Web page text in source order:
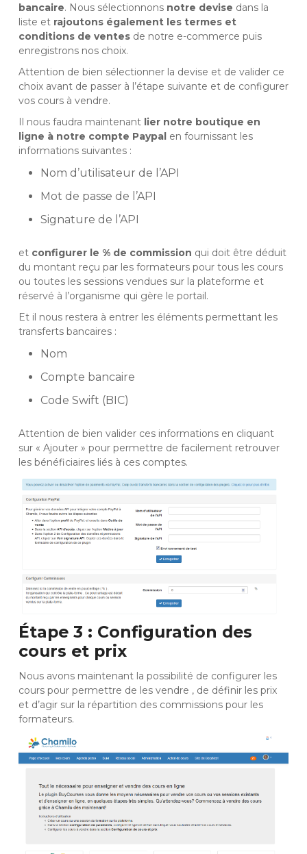
bancaire. Nous sélectionnons notre devise dans la
liste et rajoutons également les termes et
conditions de ventes de notre e-commerce puis
enregistrons nos choix.
Attention de bien sélectionner la devise et de valider ce
choix avant de passer à l’étape suivante et de configurer
vos cours à vendre.
Il nous faudra maintenant lier notre boutique en
ligne à notre compte Paypal en fournissant les
informations suivantes :
Nom d’utilisateur de l’API
Mot de passe de l’API
Signature de l’API
et configurer le % de commission qui doit être déduit
du montant reçu par les formateurs pour tous les cours
ou toutes les sessions vendues sur la plateforme et
réservé à l’organisme qui gère le portail.
Et il nous restera à entrer les éléments permettant les
transferts bancaires :
Nom
Compte bancaire
Code Swift (BIC)
Attention de bien valider ces informations en cliquant
sur « Ajouter » pour permettre de facilement retrouver
les bénéficiaires liés à ces comptes.
Étape 3 : Configuration des
cours et prix
Nous avons maintenant la possibilité de configurer les
cours pour permettre de les vendre , de définir les prix
et d’agir sur la répartition des commissions pour les
formateurs.